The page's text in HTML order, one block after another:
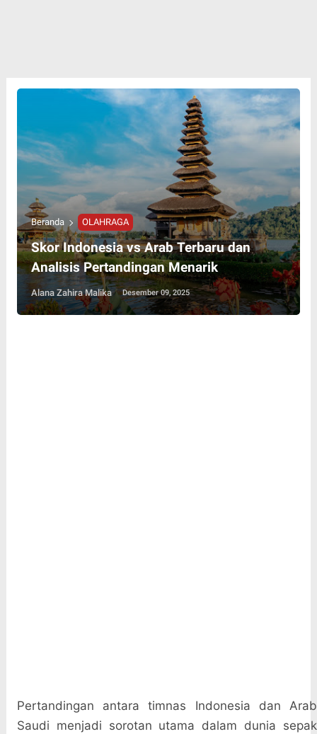
Beranda OLAHRAGA
Skor Indonesia vs Arab Terbaru dan
Analisis Pertandingan Menarik
Alana Zahira Malika Desember 09, 2025
Pertandingan antara timnas Indonesia dan Arab
Saudi menjadi sorotan utama dalam dunia sepak